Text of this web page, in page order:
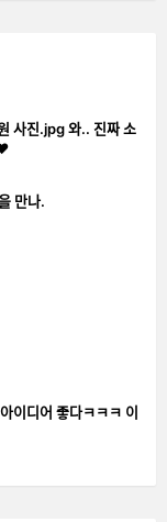
사진.jpg 와.. 진짜 소
❤️
만나.
좋다ㅋㅋㅋ 이